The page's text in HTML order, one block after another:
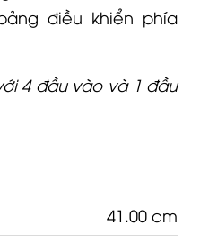
điều khiển phía
4 đầu vào và 1 đầu
41.00 cm